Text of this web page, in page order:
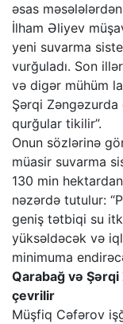
əsas
İlham Əliyev
yeni suvarma
vurğuladı. Son
və digər mühüm
Şərqi
qurğular tikilir”.
Onun sözlərinə
müasir suvarma
130 min
nəzərdə tutulur:
geniş tətbiqi su
yüksəldəcək və
minimuma
Qarabağ və
çevrilir
Müşfiq Cəfərov